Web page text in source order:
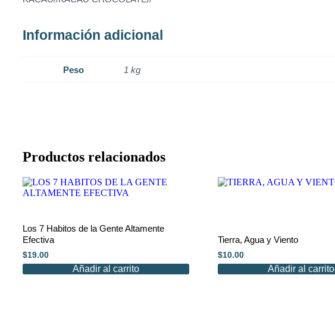
Información adicional
Peso 1 kg
Productos relacionados
Los 7 Habitos de la Gente Altamente
Efectiva
$19.00
Añadir al carrito
Tierra, Agua y Viento
$10.00
Añadir al carrito